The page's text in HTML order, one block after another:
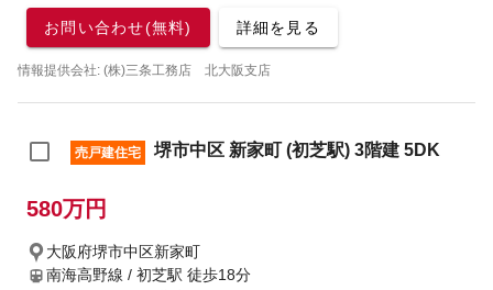
お問い合わせ(無料) 詳細を見る
情報提供会社: (株)三条工務店 北大阪支店
売戸建住宅 堺市中区 新家町 (初芝駅) 3階建 5DK
580万円
大阪府堺市中区新家町
南海高野線 / 初芝駅 徒歩18分